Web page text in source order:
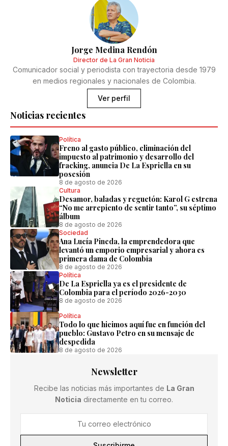
Noticias recientes
Política
Freno al gasto público, eliminación del
impuesto al patrimonio y desarrollo del
fracking, anuncia De La Espriella en su
posesión
8 de agosto de 2026
Cultura
Desamor, baladas y reguetón: Karol G estrena
“No me arrepiento de sentir tanto”, su séptimo
álbum
8 de agosto de 2026
Sociedad
Ana Lucía Pineda, la emprendedora que
levantó un emporio empresarial y ahora es
primera dama de Colombia
8 de agosto de 2026
Política
De La Espriella ya es el presidente de
Colombia para el período 2026-2030
8 de agosto de 2026
Política
Todo lo que hicimos aquí fue en función del
pueblo: Gustavo Petro en su mensaje de
despedida
8 de agosto de 2026
Jorge Medina Rendón
Director de La Gran Noticia
Comunicador social y periodista con trayectoria desde 1979
en medios regionales y nacionales de Colombia.
Ver perfil
Newsletter
Recibe las noticias más importantes de La Gran
Noticia directamente en tu correo.